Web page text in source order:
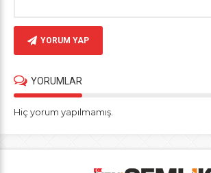
YORUM YAP
YORUMLAR
Hiç yorum yapılmamış.